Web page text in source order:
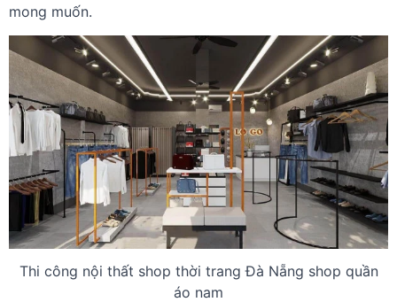
mong muốn.
Thi công nội thất shop thời trang Đà Nẵng shop quần
áo nam